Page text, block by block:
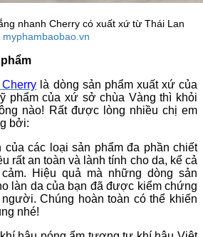
nhanh Cherry có xuất xứ từ Thái Lan
myphambaobao.vn
là dòng sản phẩm xuất xứ của
phẩm của xứ sở chùa Vàng thì khỏi
nào! Rất được lòng nhiều chị em
bởi:
của các loại sản phẩm đa phần chiết
rất an toàn và lành tính cho da, kể cả
Hiệu quả mà những dòng sản
làn da của bạn đã được kiểm chứng
Chúng hoàn toàn có thể khiến
nhé!